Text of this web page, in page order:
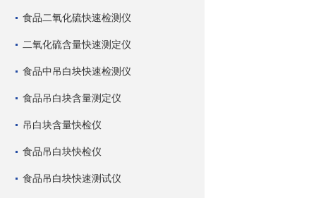
食品二氧化硫快速检测仪
二氧化硫含量快速测定仪
食品中吊白块快速检测仪
食品吊白块含量测定仪
吊白块含量快检仪
食品吊白块快检仪
食品吊白块快速测试仪